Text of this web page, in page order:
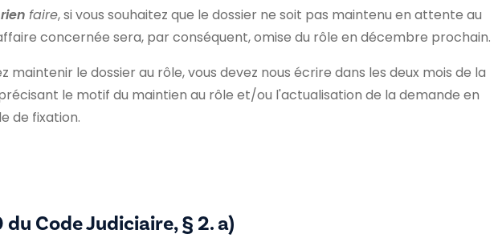
rien faire, si vous souhaitez que le dossier ne soit pas maintenu en attente au
concernée sera, par conséquent, omise du rôle en décembre prochain.
maintenir le dossier au rôle, vous devez nous écrire dans les deux mois de la
le motif du maintien au rôle et/ou l'actualisation de la demande en
de fixation.
Code Judiciaire, § 2. a)